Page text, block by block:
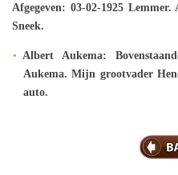
Afgegeven: 03-02-1925
Sneek.
Albert Aukema:
Aukema. Mijn grootvader
auto.